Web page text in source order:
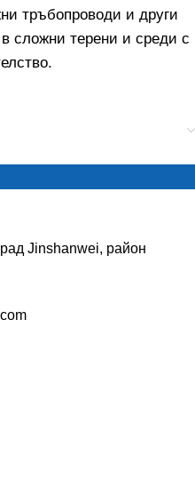
тръбопроводи и други
сложни терени и среди с
Jinshanwei, район